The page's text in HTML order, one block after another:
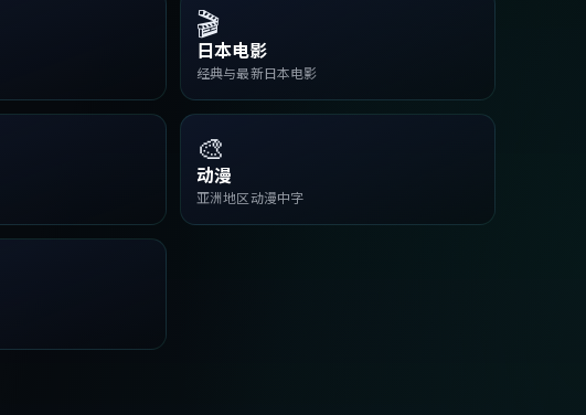
🎬
日本电影
经典与最新日本电影
🎨
动漫
亚洲地区动漫中字